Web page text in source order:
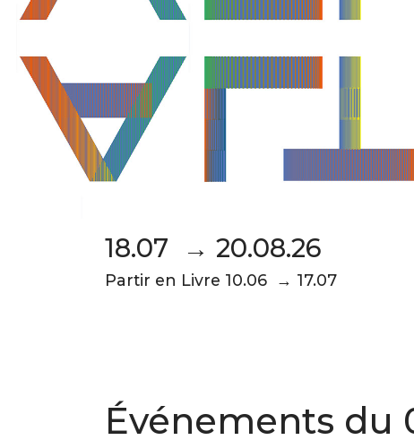
18.07 → 20.08.26
Partir en Livre 10.06 → 17.07
Événements du